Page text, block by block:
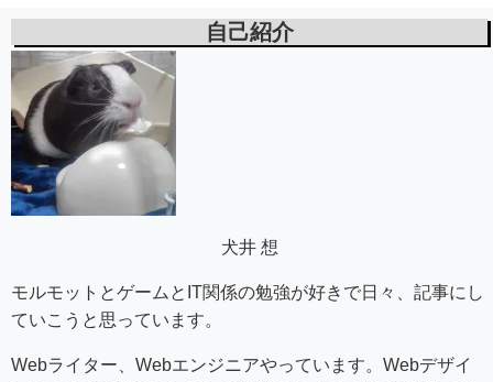
自己紹介
犬井 想
モルモットとゲームとIT関係の勉強が好きで日々、記事にし
ていこうと思っています。
Webライター、Webエンジニアやっています。Webデザイ